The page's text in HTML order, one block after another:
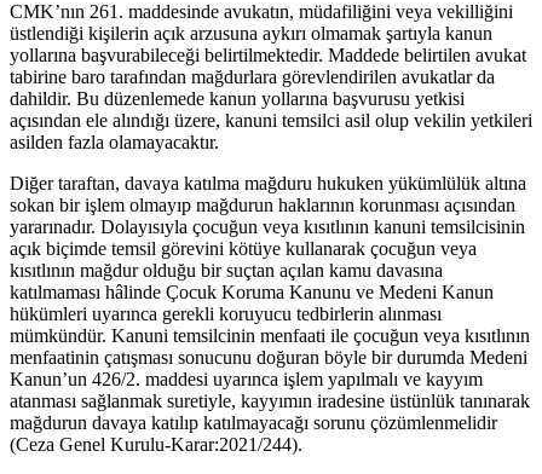
CMK’nın 261. maddesinde avukatın, müdafiliğini veya vekilliğini
üstlendiği kişilerin açık arzusuna aykırı olmamak şartıyla kanun
yollarına başvurabileceği belirtilmektedir. Maddede belirtilen avukat
tabirine baro tarafından mağdurlara görevlendirilen avukatlar da
dahildir. Bu düzenlemede kanun yollarına başvurusu yetkisi
açısından ele alındığı üzere, kanuni temsilci asil olup vekilin yetkileri
asilden fazla olamayacaktır.
Diğer taraftan, davaya katılma mağduru hukuken yükümlülük altına
sokan bir işlem olmayıp mağdurun haklarının korunması açısından
yararınadır. Dolayısıyla çocuğun veya kısıtlının kanuni temsilcisinin
açık biçimde temsil görevini kötüye kullanarak çocuğun veya
kısıtlının mağdur olduğu bir suçtan açılan kamu davasına
katılmaması hâlinde Çocuk Koruma Kanunu ve Medeni Kanun
hükümleri uyarınca gerekli koruyucu tedbirlerin alınması
mümkündür. Kanuni temsilcinin menfaati ile çocuğun veya kısıtlının
menfaatinin çatışması sonucunu doğuran böyle bir durumda Medeni
Kanun’un 426/2. maddesi uyarınca işlem yapılmalı ve kayyım
atanması sağlanmak suretiyle, kayyımın iradesine üstünlük tanınarak
mağdurun davaya katılıp katılmayacağı sorunu çözümlenmelidir
(Ceza Genel Kurulu-Karar:2021/244).